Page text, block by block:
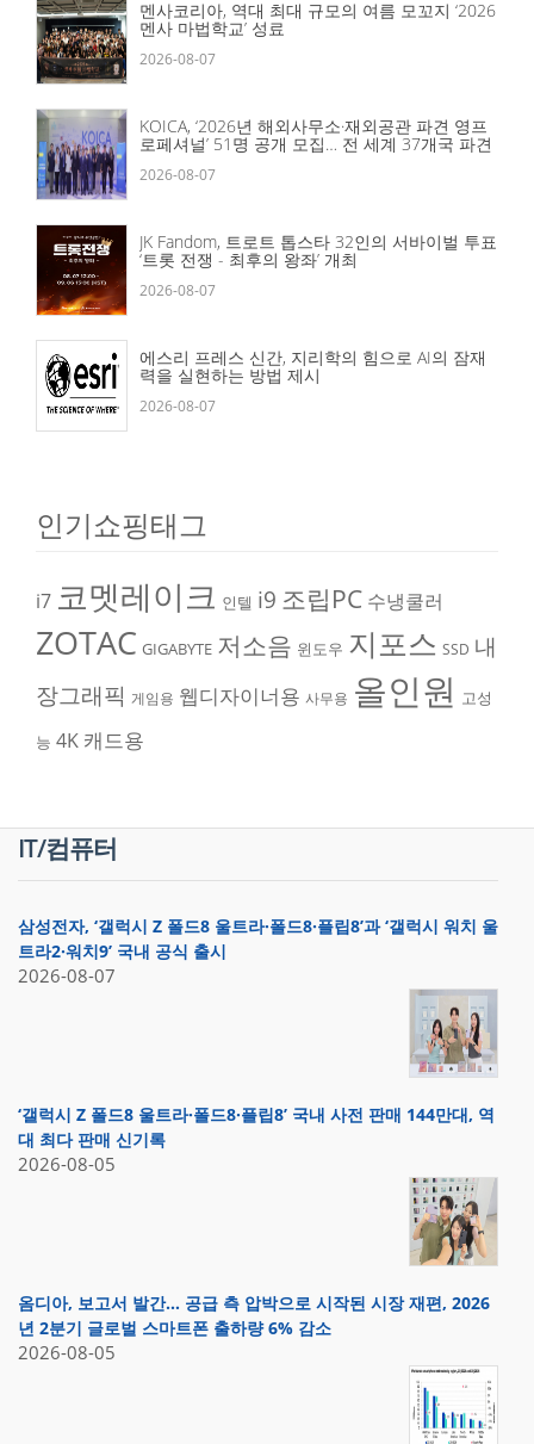
멘사코리아, 역대 최대 규모의 여름 모꼬지 ‘2026
멘사 마법학교’ 성료
2026-08-07
KOICA, ‘2026년 해외사무소·재외공관 파견 영프
로페셔널’ 51명 공개 모집… 전 세계 37개국 파견
2026-08-07
JK Fandom, 트로트 톱스타 32인의 서바이벌 투표
‘트롯 전쟁 - 최후의 왕좌’ 개최
2026-08-07
에스리 프레스 신간, 지리학의 힘으로 AI의 잠재
력을 실현하는 방법 제시
2026-08-07
인기쇼핑태그
i7 코멧레이크 인텔 i9 조립PC 수냉쿨러
ZOTAC GIGABYTE 저소음 윈도우 지포스 SSD 내
장그래픽 게임용 웹디자이너용 사무용 올인원 고성
능 4K 캐드용
IT/컴퓨터
삼성전자, ‘갤럭시 Z 폴드8 울트라·폴드8·플립8’과 ‘갤럭시 워치 울
트라2·워치9’ 국내 공식 출시
2026-08-07
‘갤럭시 Z 폴드8 울트라·폴드8·플립8’ 국내 사전 판매 144만대, 역
대 최다 판매 신기록
2026-08-05
옴디아, 보고서 발간… 공급 측 압박으로 시작된 시장 재편, 2026
년 2분기 글로벌 스마트폰 출하량 6% 감소
2026-08-05